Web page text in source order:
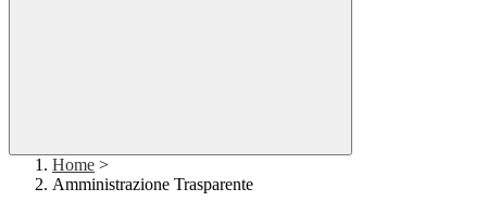
Home >
Amministrazione Trasparente